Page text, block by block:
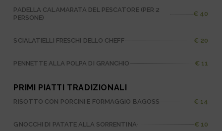
PADELLA CALAMARATA DEL PESCATORE (PER 2
PERSONE)
€ 40
SCIALATIELLI FRESCHI DELLO CHEFF € 20
PENNETTE ALLA POLPA DI GRANCHIO € 11
PRIMI PIATTI TRADIZIONALI
RISOTTO CON PORCINI E FORMAGGIO BAGOSS € 14
GNOCCHI DI PATATE ALLA SORRENTINA € 10